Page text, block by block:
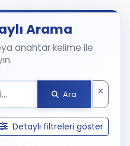
Arama
anahtar kelime ile
Ara
Detaylı filtreleri göster